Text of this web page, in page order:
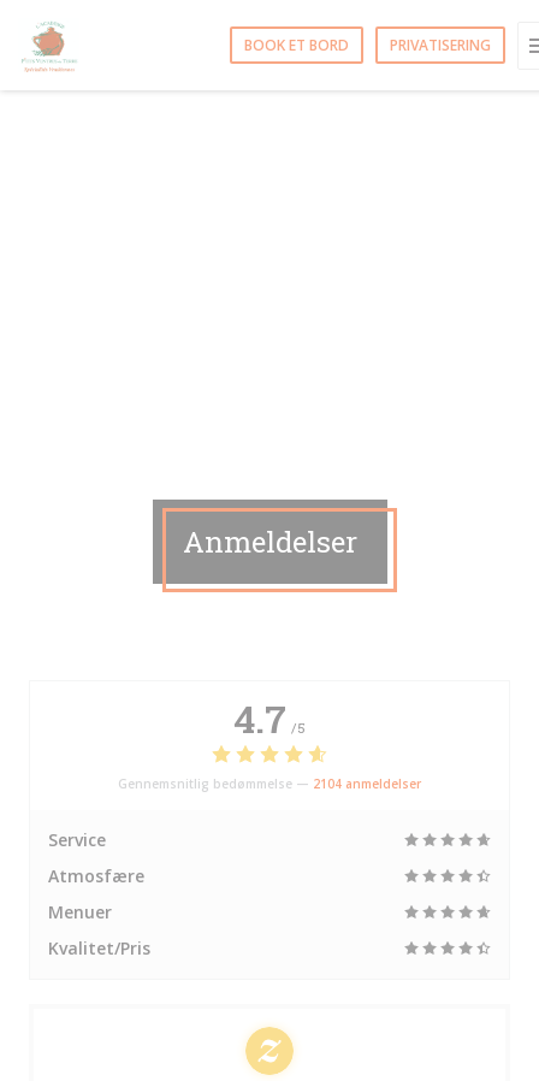
BOOK ET BORD PRIVATISERING
Anmeldelser
4.7 /5
Gennemsnitlig bedømmelse — 2104 anmeldelser
Service
Atmosfære
Menuer
Kvalitet/Pris